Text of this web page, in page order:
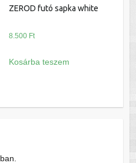
ZEROD futó sapka white
8.500 Ft
Kosárba teszem